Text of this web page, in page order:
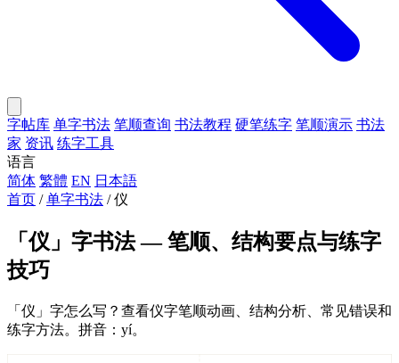
字帖库 单字书法 笔顺查询 书法教程 硬笔练字 笔顺演示 书法
家 资讯 练字工具
语言
简体 繁體 EN 日本語
首页 / 单字书法 / 仪
「仪」字书法 — 笔顺、结构要点与练字
技巧
「仪」字怎么写？查看仪字笔顺动画、结构分析、常见错误和
练字方法。拼音：yí。